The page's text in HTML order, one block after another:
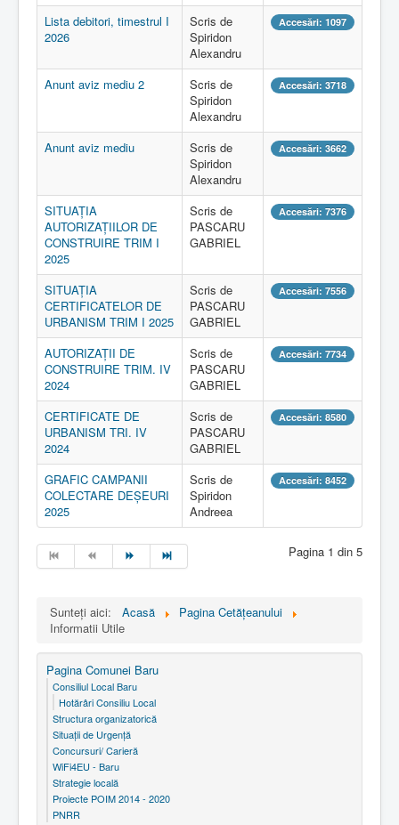
Lista debitori, timestrul I
2026
Scris de
Spiridon
Alexandru
Accesări: 1097
Anunt aviz mediu 2
Scris de
Spiridon
Alexandru
Accesări: 3718
Anunt aviz mediu
Scris de
Spiridon
Alexandru
Accesări: 3662
SITUAȚIA
AUTORIZAȚIILOR DE
CONSTRUIRE TRIM I
2025
Scris de
PASCARU
GABRIEL
Accesări: 7376
SITUAȚIA
CERTIFICATELOR DE
URBANISM TRIM I 2025
Scris de
PASCARU
GABRIEL
Accesări: 7556
AUTORIZAȚII DE
CONSTRUIRE TRIM. IV
2024
Scris de
PASCARU
GABRIEL
Accesări: 7734
CERTIFICATE DE
URBANISM TRI. IV
2024
Scris de
PASCARU
GABRIEL
Accesări: 8580
GRAFIC CAMPANII
COLECTARE DEȘEURI
2025
Scris de
Spiridon
Andreea
Accesări: 8452
Pagina 1 din 5
Sunteți aici: Acasă
Pagina Cetăţeanului
Informatii Utile
Pagina Comunei Baru
Consiliul Local Baru
Hotărâri Consiliu Local
Structura organizatorică
Situaţii de Urgenţă
Concursuri/ Carieră
WiFi4EU - Baru
Strategie locală
Proiecte POIM 2014 - 2020
PNRR